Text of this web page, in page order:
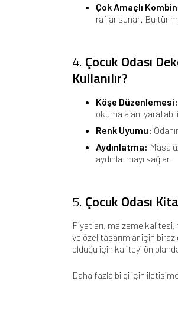
Çok Amaçlı
raflar sunar. Bu tür
4. Çocuk Odası
Kullanılır?
Köşe Düzenlemesi:
okuma alanı
Renk Uyumu:
Aydınlatma: Masa
aydınlatmayı sağlar.
5. Çocuk Odası
Fiyatları, malzeme
ve özel tasarımlar için
olduğu için kaliteyi ön
Daha fazla bilgi için iletişime